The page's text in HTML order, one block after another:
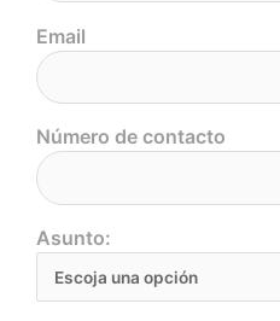
Email
Número de contacto
Asunto: